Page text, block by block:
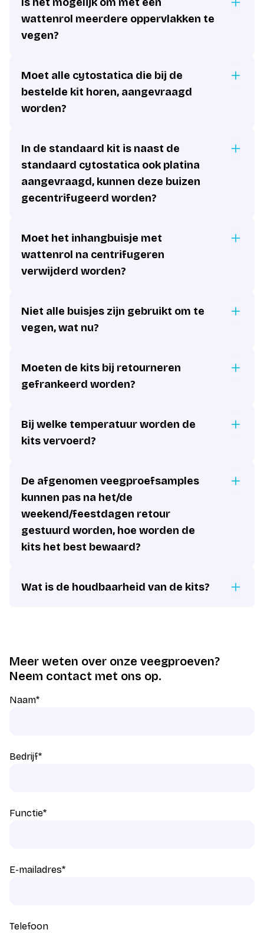
wattenrol meerdere oppervlakken te
vegen?
Moet alle cytostatica die bij de
bestelde kit horen, aangevraagd
worden?
In de standaard kit is naast de
standaard cytostatica ook platina
aangevraagd, kunnen deze buizen
gecentrifugeerd worden?
Moet het inhangbuisje met
wattenrol na centrifugeren
verwijderd worden?
Niet alle buisjes zijn gebruikt om te
vegen, wat nu?
Moeten de kits bij retourneren
gefrankeerd worden?
Bij welke temperatuur worden de
kits vervoerd?
De afgenomen veegproefsamples
kunnen pas na het/de
weekend/feestdagen retour
gestuurd worden, hoe worden de
kits het best bewaard?
Wat is de houdbaarheid van de kits?
Meer weten over onze veegproeven?
Neem contact met ons op.
Naam*
Bedrijf*
Functie*
E-mailadres*
Telefoon